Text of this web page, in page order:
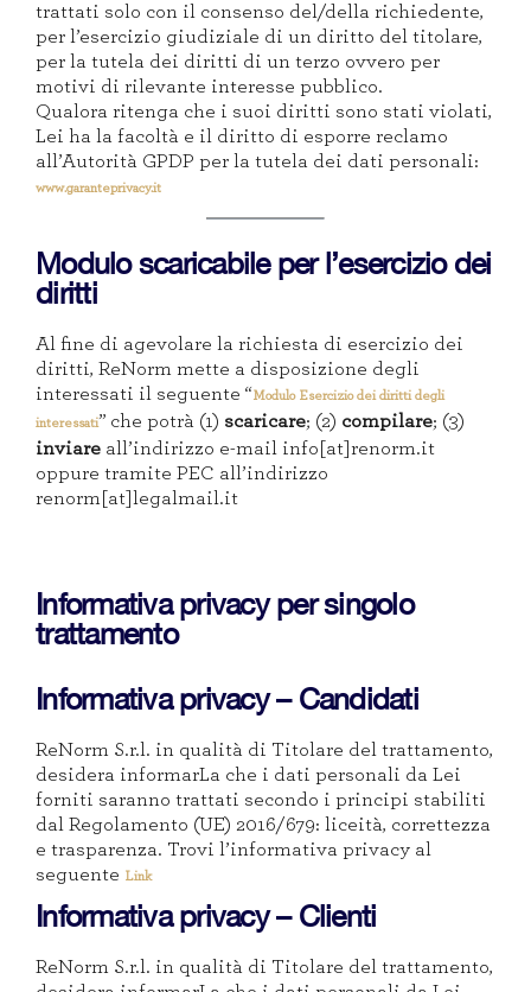
trattati solo con il consenso del/della richiedente,
per l’esercizio giudiziale di un diritto del titolare,
per la tutela dei diritti di un terzo ovvero per
motivi di rilevante interesse pubblico.
Qualora ritenga che i suoi diritti sono stati violati,
Lei ha la facoltà e il diritto di esporre reclamo
all’Autorità GPDP per la tutela dei dati personali:
www.garanteprivacy.it
Modulo scaricabile per l’esercizio dei
diritti
Al fine di agevolare la richiesta di esercizio dei
diritti, ReNorm mette a disposizione degli
interessati il seguente “Modulo Esercizio dei diritti degli
interessati” che potrà (1) scaricare; (2) compilare; (3)
inviare all’indirizzo e-mail info[at]renorm.it
oppure tramite PEC all’indirizzo
renorm[at]legalmail.it
Informativa privacy per singolo
trattamento
Informativa privacy – Candidati
ReNorm S.r.l. in qualità di Titolare del trattamento,
desidera informarLa che i dati personali da Lei
forniti saranno trattati secondo i principi stabiliti
dal Regolamento (UE) 2016/679: liceità, correttezza
e trasparenza. Trovi l’informativa privacy al
seguente Link
Informativa privacy – Clienti
ReNorm S.r.l. in qualità di Titolare del trattamento,